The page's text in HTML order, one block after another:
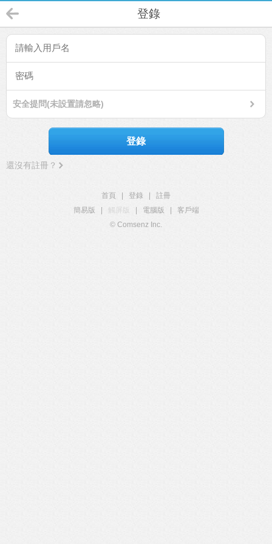
登錄
安全提問(未設置請忽略)
登錄
還沒有註冊？
首頁 登錄
註冊
簡易版
觸屏版 電腦版
客戶端
© Comsenz Inc.